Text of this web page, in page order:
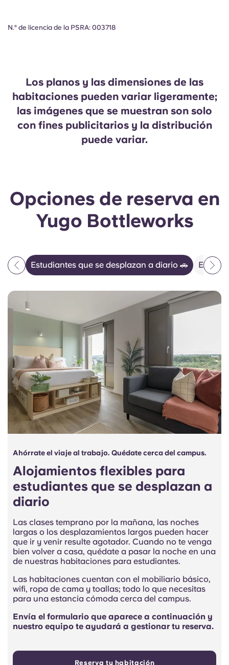
N.º de licencia de la PSRA: 003718
Los planos y las dimensiones de las
habitaciones pueden variar ligeramente;
las imágenes que se muestran son solo
con fines publicitarios y la distribución
puede variar.
Opciones de reserva en
Yugo Bottleworks
Estudiantes que se desplazan a diario 🚗
Ahórrate el viaje al trabajo. Quédate cerca del campus.
Alojamientos flexibles para
estudiantes que se desplazan a
diario
Las clases temprano por la mañana, las noches
largas o los desplazamientos largos pueden hacer
que ir y venir resulte agotador. Cuando no te venga
bien volver a casa, quédate a pasar la noche en una
de nuestras habitaciones para estudiantes.
Las habitaciones cuentan con el mobiliario básico,
wifi, ropa de cama y toallas; todo lo que necesitas
para una estancia cómoda cerca del campus.
Envía el formulario que aparece a continuación y
nuestro equipo te ayudará a gestionar tu reserva.
Reserva tu habitación